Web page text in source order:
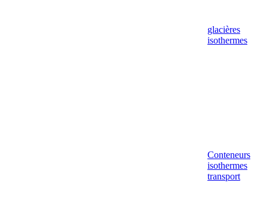
glacières
isothermes
Conteneurs
isothermes
transport